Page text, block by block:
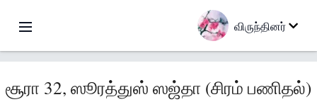
விருந்தினர்
சூரா 32, ஸூரத்துஸ் ஸஜ்தா (சிரம் பணிதல்)